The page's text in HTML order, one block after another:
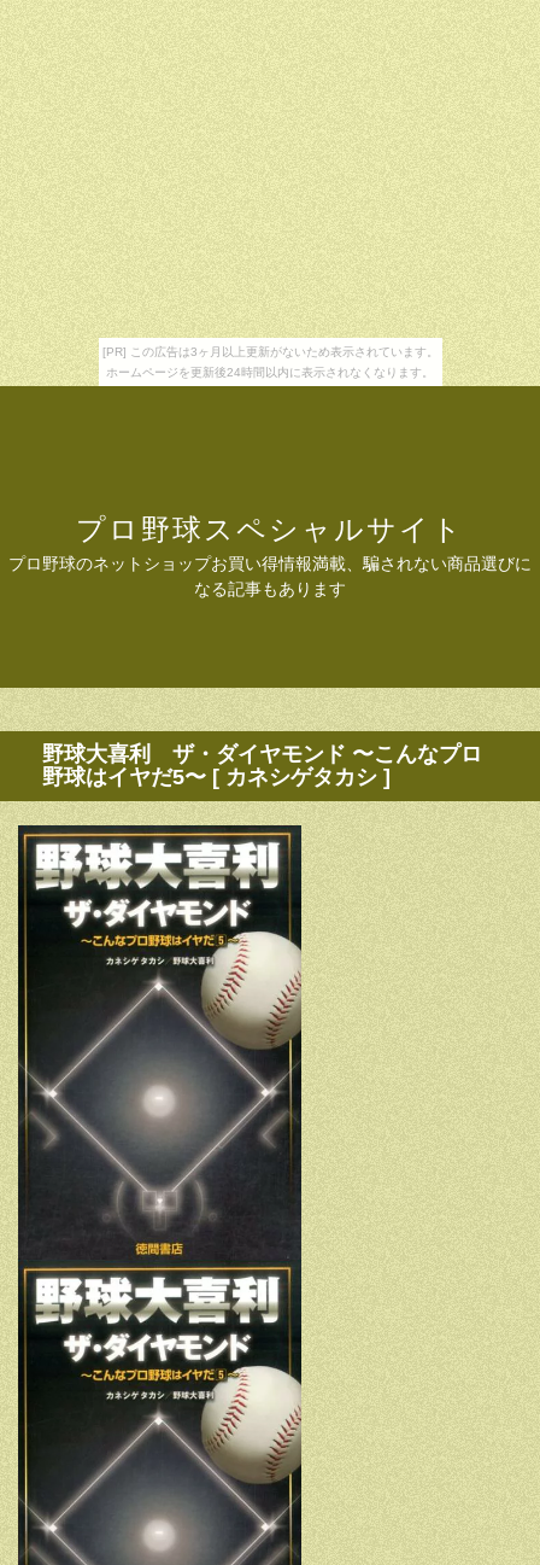
[PR] この広告は3ヶ月以上更新がないため表示されています。
ホームページを更新後24時間以内に表示されなくなります。
プロ野球スペシャルサイト
プロ野球のネットショップお買い得情報満載、騙されない商品選びに
なる記事もあります
野球大喜利 ザ・ダイヤモンド 〜こんなプロ
野球はイヤだ5〜 [ カネシゲタカシ ]